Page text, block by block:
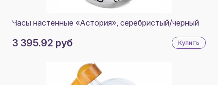
Часы настенные «Астория», серебристый/черный
3 395.92 руб Купить